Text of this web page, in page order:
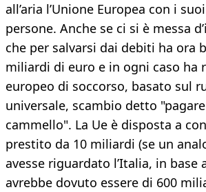
all’aria l’Unione Europea con i
persone. Anche se ci si è messa
che per salvarsi dai debiti ha ora
miliardi di euro e in ogni caso ha
europeo di soccorso, basato sul
universale, scambio detto
cammello". La Ue è disposta a
prestito da 10 miliardi (se un
avesse riguardato l’Italia, in base
avrebbe dovuto essere di 600